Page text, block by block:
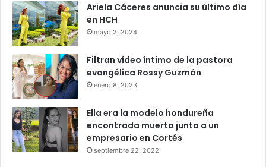
Ariela Cáceres anuncia su último día
en HCH
mayo 2, 2024
Filtran vídeo íntimo de la pastora
evangélica Rossy Guzmán
enero 8, 2023
Ella era la modelo hondureña
encontrada muerta junto a un
empresario en Cortés
septiembre 22, 2022